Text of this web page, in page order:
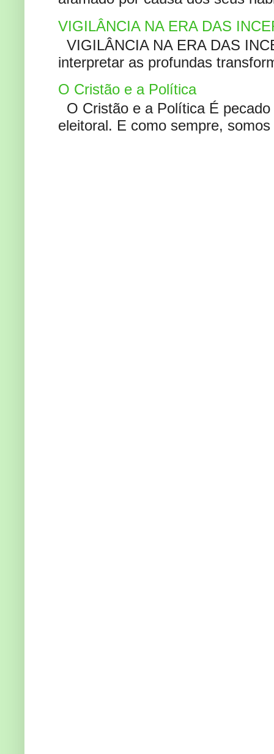
VIGILÂNCIA NA ERA DAS
VIGILÂNCIA NA ERA DAS
interpretar as profundas
O Cristão e a Política
O Cristão e a Política É
eleitoral. E como sempre,